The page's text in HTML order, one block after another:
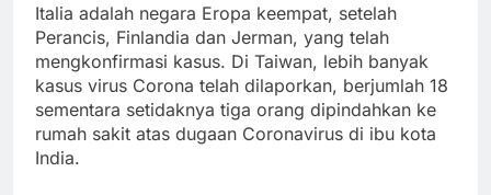
Italia adalah negara Eropa keempat, setelah
Perancis, Finlandia dan Jerman, yang telah
mengkonfirmasi kasus. Di Taiwan, lebih banyak
kasus virus Corona telah dilaporkan, berjumlah 18
sementara setidaknya tiga orang dipindahkan ke
rumah sakit atas dugaan Coronavirus di ibu kota
India.